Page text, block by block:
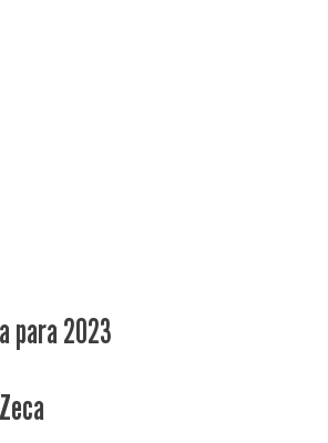
para 2023